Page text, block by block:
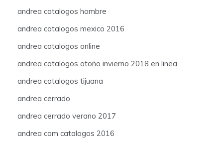
andrea catalogos hombre
andrea catalogos mexico 2016
andrea catalogos online
andrea catalogos otoño invierno 2018 en linea
andrea catalogos tijuana
andrea cerrado
andrea cerrado verano 2017
andrea com catalogos 2016